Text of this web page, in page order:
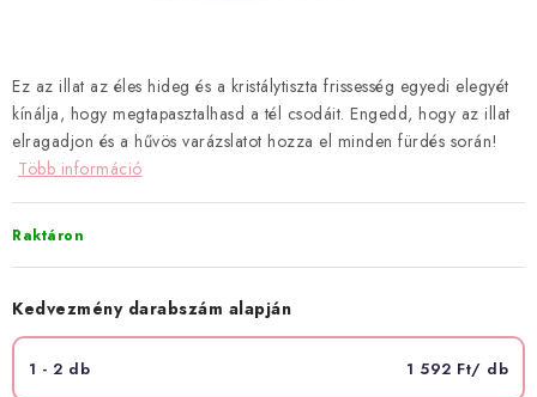
Ez az illat az éles hideg és a kristálytiszta frissesség egyedi elegyét
kínálja, hogy megtapasztalhasd a tél csodáit. Engedd, hogy az illat
elragadjon és a hűvös varázslatot hozza el minden fürdés során!
Több információ
Raktáron
Kedvezmény darabszám alapján
1 - 2 db 1 592 Ft/ db